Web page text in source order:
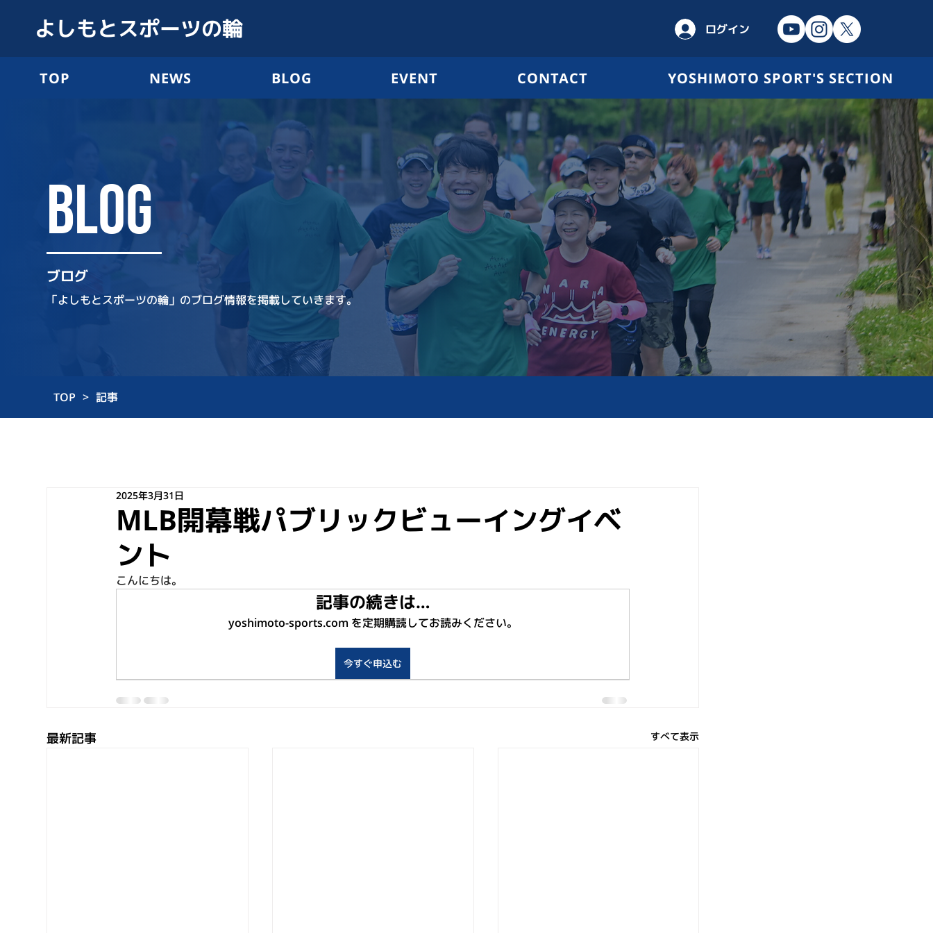
よしもとスポーツの輪 ログイン
TOP NEWS BLOG EVENT CONTACT YOSHIMOTO SPORT'S SECTION
BLOG
ブログ
「よしもとスポーツの輪」のブログ情報を掲載していきます。
TOP > 記事
MLB開幕戦パブリックビューイングイベ
ント
2025年3月31日
こんにちは。
記事の続きは…
yoshimoto-sports.com を定期購読してお読みください。
今すぐ申込む
最新記事 すべて表示